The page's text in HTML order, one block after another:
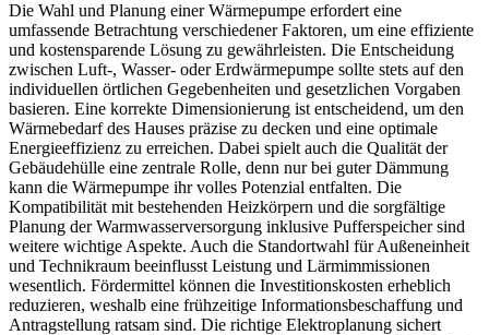
Die Wahl und Planung einer Wärmepumpe erfordert eine
umfassende Betrachtung verschiedener Faktoren, um eine effiziente
und kostensparende Lösung zu gewährleisten. Die Entscheidung
zwischen Luft-, Wasser- oder Erdwärmepumpe sollte stets auf den
individuellen örtlichen Gegebenheiten und gesetzlichen Vorgaben
basieren. Eine korrekte Dimensionierung ist entscheidend, um den
Wärmebedarf des Hauses präzise zu decken und eine optimale
Energieeffizienz zu erreichen. Dabei spielt auch die Qualität der
Gebäudehülle eine zentrale Rolle, denn nur bei guter Dämmung
kann die Wärmepumpe ihr volles Potenzial entfalten. Die
Kompatibilität mit bestehenden Heizkörpern und die sorgfältige
Planung der Warmwasserversorgung inklusive Pufferspeicher sind
weitere wichtige Aspekte. Auch die Standortwahl für Außeneinheit
und Technikraum beeinflusst Leistung und Lärmimmissionen
wesentlich. Fördermittel können die Investitionskosten erheblich
reduzieren, weshalb eine frühzeitige Informationsbeschaffung und
Antragstellung ratsam sind. Die richtige Elektroplanung sichert